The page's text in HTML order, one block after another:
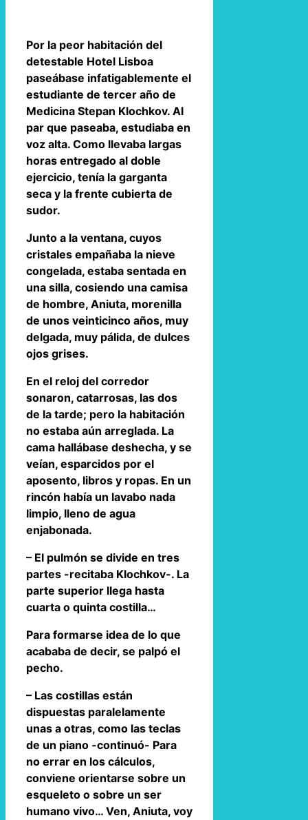
Por la peor habitación del
detestable Hotel Lisboa
paseábase infatigablemente el
estudiante de tercer año de
Medicina Stepan Klochkov. Al
par que paseaba, estudiaba en
voz alta. Como llevaba largas
horas entregado al doble
ejercicio, tenía la garganta
seca y la frente cubierta de
sudor.
Junto a la ventana, cuyos
cristales empañaba la nieve
congelada, estaba sentada en
una silla, cosiendo una camisa
de hombre, Aniuta, morenilla
de unos veinticinco años, muy
delgada, muy pálida, de dulces
ojos grises.
En el reloj del corredor
sonaron, catarrosas, las dos
de la tarde; pero la habitación
no estaba aún arreglada. La
cama hallábase deshecha, y se
veían, esparcidos por el
aposento, libros y ropas. En un
rincón había un lavabo nada
limpio, lleno de agua
enjabonada.
– El pulmón se divide en tres
partes -recitaba Klochkov-. La
parte superior llega hasta
cuarta o quinta costilla…
Para formarse idea de lo que
acababa de decir, se palpó el
pecho.
– Las costillas están
dispuestas paralelamente
unas a otras, como las teclas
de un piano -continuó- Para
no errar en los cálculos,
conviene orientarse sobre un
esqueleto o sobre un ser
humano vivo… Ven, Aniuta, voy